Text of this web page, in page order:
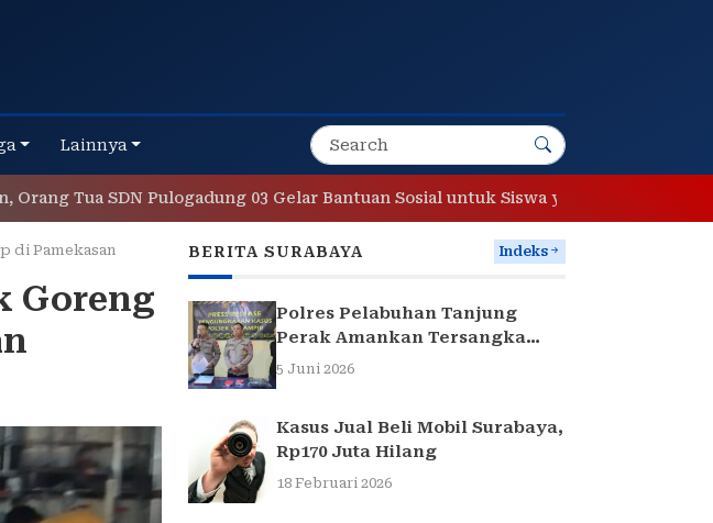
Lainnya
SDN Pulogadung 03 Gelar Bantuan Sosial untuk Siswa yang Membutuhkan
di Pamekasan
Goreng
BERITA SURABAYA Indeks
Polres Pelabuhan Tanjung
Perak Amankan Tersangka
Pencuri Komponen Traffic
5 Juni 2026
Kasus Jual Beli Mobil Surabaya,
Rp170 Juta Hilang
18 Februari 2026